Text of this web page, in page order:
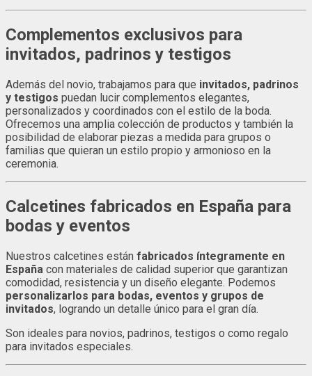
Complementos exclusivos para
invitados, padrinos y testigos
Además del novio, trabajamos para que invitados, padrinos
y testigos puedan lucir complementos elegantes,
personalizados y coordinados con el estilo de la boda.
Ofrecemos una amplia colección de productos y también la
posibilidad de elaborar piezas a medida para grupos o
familias que quieran un estilo propio y armonioso en la
ceremonia.
Calcetines fabricados en España para
bodas y eventos
Nuestros calcetines están fabricados íntegramente en
España con materiales de calidad superior que garantizan
comodidad, resistencia y un diseño elegante. Podemos
personalizarlos para bodas, eventos y grupos de
invitados, logrando un detalle único para el gran día.
Son ideales para novios, padrinos, testigos o como regalo
para invitados especiales.